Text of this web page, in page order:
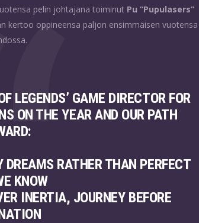
pelin johtajana toiminut Pu “Pupulasers”
kertoo oppineensa paljon ensimmäisen vuotensa
LEGENDS’ GAME DIRECTOR FOR
ON THE YEAR AND OUR PATH
DREAMS RATHER THAN PERFECT
KNOW
INERTIA, JOURNEY BEFORE